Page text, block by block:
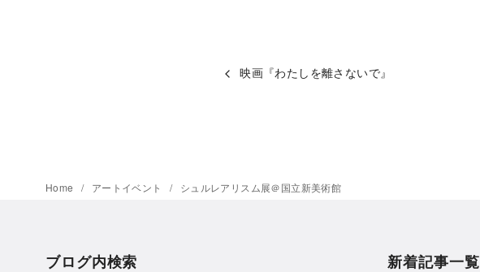
映画『わたしを離さないで』
Home アートイベント シュルレアリスム展＠国立新美術館
ブログ内検索 新着記事一覧